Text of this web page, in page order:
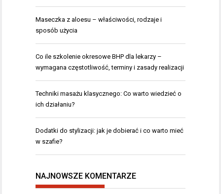
Maseczka z aloesu – właściwości, rodzaje i
sposób użycia
Co ile szkolenie okresowe BHP dla lekarzy –
wymagana częstotliwość, terminy i zasady realizacji
Techniki masażu klasycznego: Co warto wiedzieć o
ich działaniu?
Dodatki do stylizacji: jak je dobierać i co warto mieć
w szafie?
NAJNOWSZE KOMENTARZE